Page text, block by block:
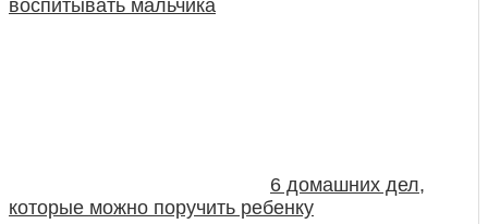
воспитывать мальчика
6 домашних дел,
которые можно поручить ребенку